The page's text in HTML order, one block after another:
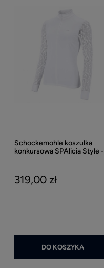
Schockemohle koszulka
konkursowa SPAlicia Style -
319,00 zł
DO KOSZYKA